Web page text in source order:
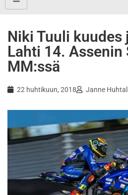
Niki Tuuli kuudes
Lahti 14.
MM:ssä
22 huhtikuun, 2018 Janne